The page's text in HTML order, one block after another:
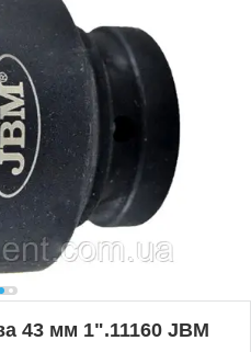
43 мм 1".11160 JBM